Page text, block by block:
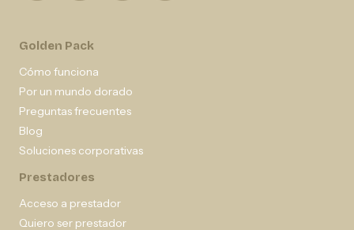
Golden Pack
Cómo funciona
Por un mundo dorado
Preguntas frecuentes
Blog
Soluciones corporativas
Prestadores
Acceso a prestador
Quiero ser prestador